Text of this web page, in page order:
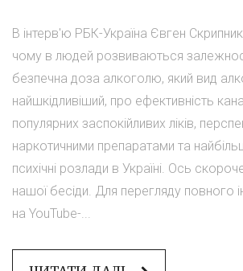
В інтерв'ю РБК-Україна Євген
чому в людей розвиваються
безпечна доза алкоголю, який вид
найшкідливіший, про ефективність
популярних заспокійливих ліків,
наркотичними препаратами та
психічні розлади в Україні. Ось
нашої бесіди. Для перегляду повного
на YouTube-...